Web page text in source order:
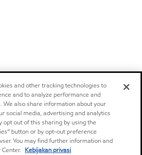
and other tracking technologies to
and to analyze performance and
We also share information about your
social media, advertising and analytics
opt out of this sharing by using the
button or by opt-out preference
You may find further information and
Kebijakan privasi